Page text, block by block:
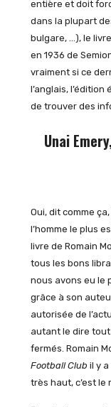
entière et doit
dans la plupart
bulgare, …), le
en 1936 de
vraiment si ce
l’anglais,
de trouver des
Unai
Oui, dit comme
l’homme le plus
livre de Romain
tous les bons
nous avons eu le
grâce à son
autorisée de
autant le dire tout
fermés. Romain
Football Club il y
très haut, c’est le